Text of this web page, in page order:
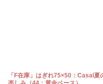
「F在庫」はぎれ75×50：Casal夏